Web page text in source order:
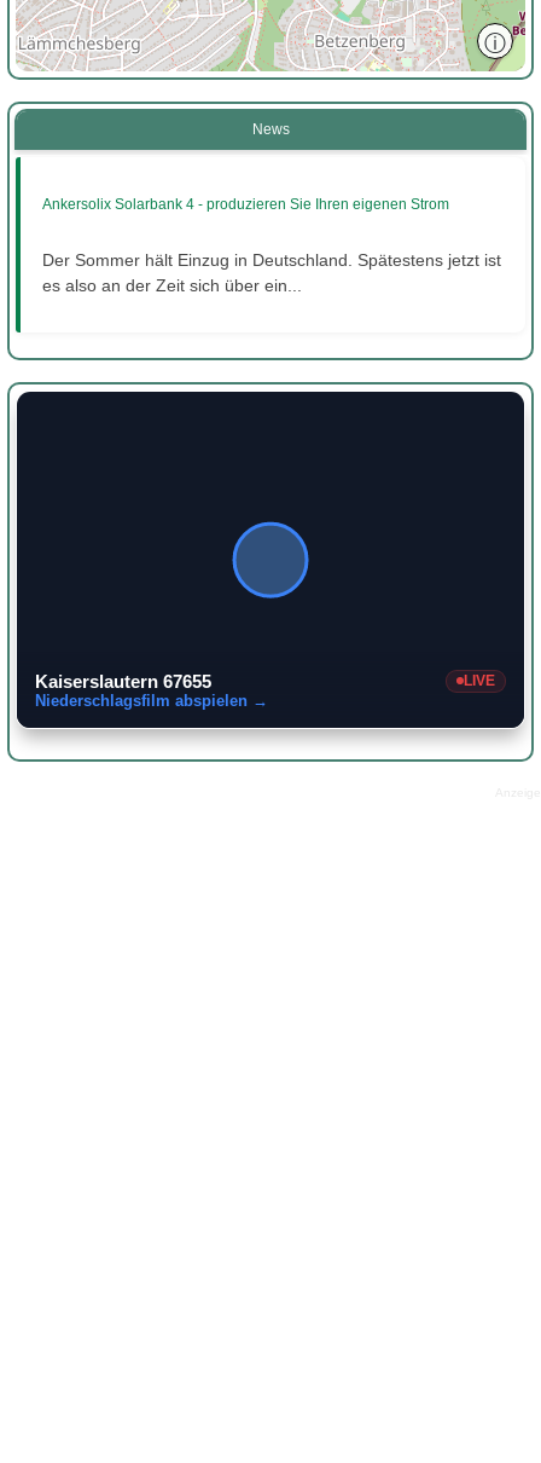
ⓘ
News
Ankersolix Solarbank 4 - produzieren Sie Ihren eigenen Strom
Der Sommer hält Einzug in Deutschland. Spätestens jetzt ist
es also an der Zeit sich über ein...
Kaiserslautern 67655 LIVE
Niederschlagsfilm abspielen →